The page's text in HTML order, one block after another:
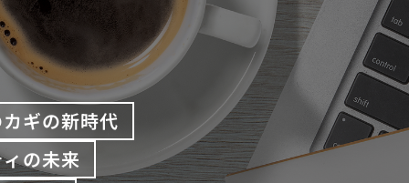
ギの新時代
の未来